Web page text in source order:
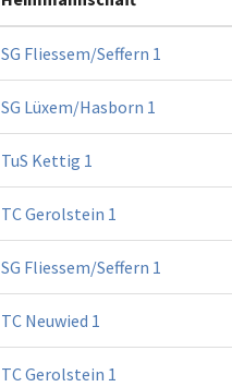
SG Fliessem/Seffern 1
SG Lüxem/Hasborn 1
TuS Kettig 1
TC Gerolstein 1
SG Fliessem/Seffern 1
TC Neuwied 1
TC Gerolstein 1